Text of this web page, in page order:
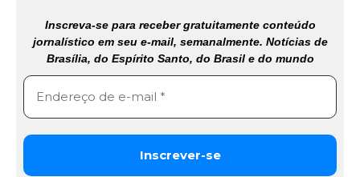
Inscreva-se para receber gratuitamente conteúdo
jornalístico em seu e-mail, semanalmente. Notícias de
Brasília, do Espírito Santo, do Brasil e do mundo